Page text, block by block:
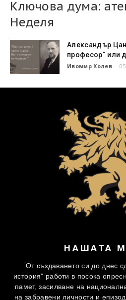
Ключова дума:
Неделя
Александър
професор“ или
Ивомир Колев -
НАШАТА
От създаването си до днес
история” работи в посока
памет, засилване на
на забравени личности и